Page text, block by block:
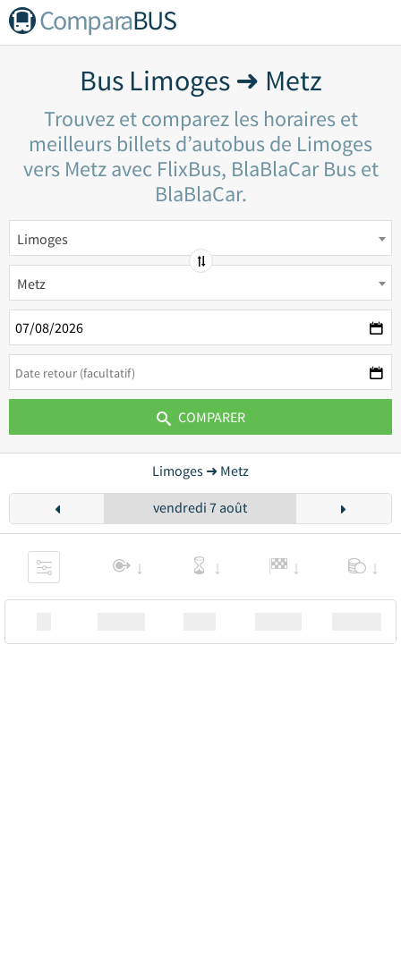
ComparaBUS
Bus Limoges ➜ Metz
Trouvez et comparez les horaires et
meilleurs billets d’autobus de Limoges
vers Metz avec FlixBus, BlaBlaCar Bus et
BlaBlaCar.
Limoges
Metz
COMPARER
Limoges ➜ Metz
vendredi 7 août